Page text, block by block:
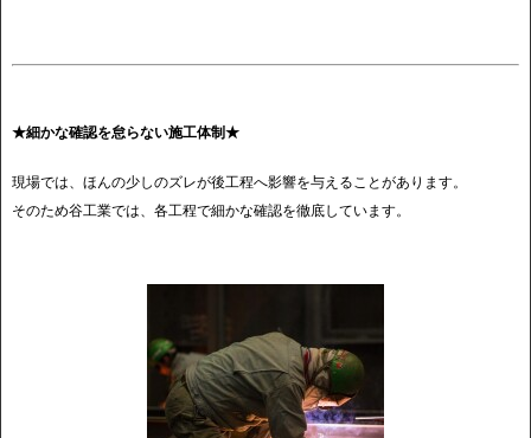
★細かな確認を怠らない施工体制★
現場では、ほんの少しのズレが後工程へ影響を与えることがあります。
そのため谷工業では、各工程で細かな確認を徹底しています。